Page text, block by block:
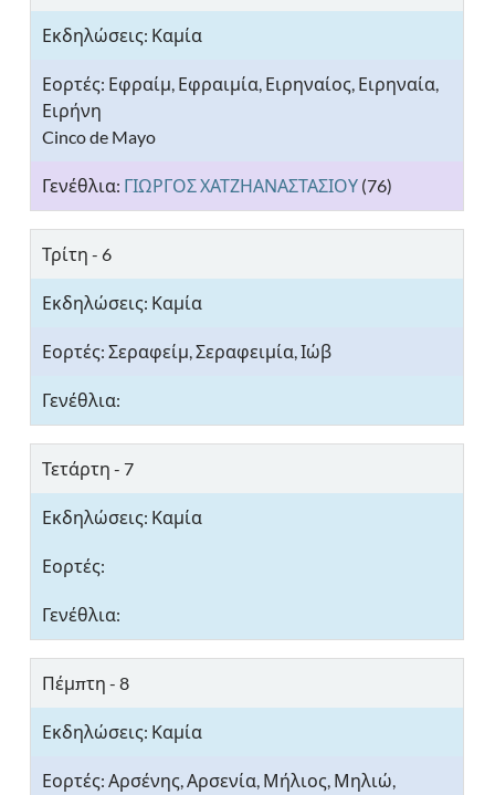
Εφραίμ, Εφραιμία, Ειρηναίος, Ειρηναία,
Ειρήνη
Cinco de Mayo
ΓΙΩΡΓΟΣ ΧΑΤΖΗΑΝΑΣΤΑΣΙΟΥ (76)
Τρίτη - 6
Σεραφείμ, Σεραφειμία, Ιώβ
Τετάρτη - 7
Πέμπτη - 8
Αρσένης, Αρσενία, Μήλιος, Μηλιώ,